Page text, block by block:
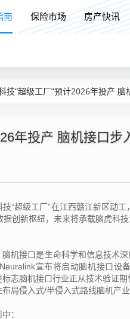
南 保险市场 房产快讯
技“超级工厂”预计2026年投产
年投产 脑机接口步
“超级工厂”在江西赣江新区动工
创新枢纽，未来将承载脑虎科
接口是生命科学和信息技术深
宣布将启动脑机接口设
志脑机接口行业正从技术验证
局侵入式/半侵入式路线脑机产业
：